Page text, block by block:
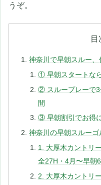
うぞ。
目
神奈川で早朝スルー
① 早朝スタートな
② スループレーで3
間
③ 早朝割引でお得
神奈川の早朝スルーゴ
1. 大厚木カントリ
全27H・4月〜早朝
2. 大厚木カントリ